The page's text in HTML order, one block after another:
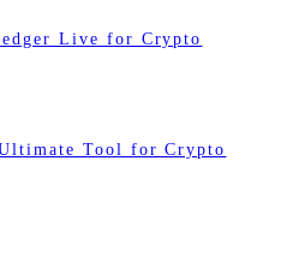
Live for Crypto
Tool for Crypto